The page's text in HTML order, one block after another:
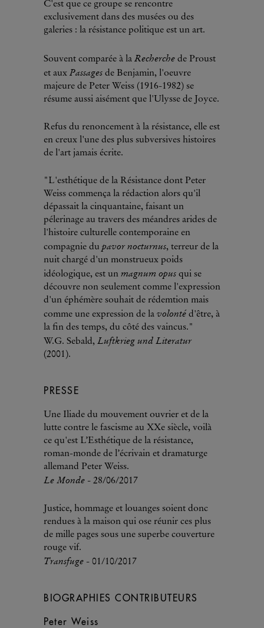
C'est que ce groupe se rencontre
exclusivement dans des musées ou des
galeries : la résistance politique est un art.
Souvent comparée à la Recherche de Proust
et aux Passages de Benjamin, l'oeuvre
majeure de Peter Weiss (1916-1982) se
résume aussi aisément que l'Ulysse de Joyce.
Refus du renoncement à la résistance, elle est
en creux l'une des plus subversives histoires
de l'art jamais écrite.
"L'esthétique de la Résistance dont Peter
Weiss commença la rédaction alors qu'il
dépassait la cinquantaine, faisant un
pélerinage au travers des méandres arides de
l'histoire culturelle contemporaine en
compagnie du pavor nocturnus, terreur de la
nuit chargé d'un monstrueux poids
idéologique, est un magnum opus qui se
découvre non seulement comme l'expression
d'un éphémère souhait de rédemtion mais
comme une expression de la volonté d'être, à
la fin des temps, du côté des vaincus."
W.G. Sebald, Luftkrieg und Literatur
(2001).
PRESSE
Une Iliade du mouvement ouvrier et de la
lutte contre le fascisme au XXe siècle, voilà
ce qu'est L’Esthétique de la résistance,
roman-monde de l’écrivain et dramaturge
allemand Peter Weiss.
Le Monde - 28/06/2017
Justice, hommage et louanges soient donc
rendues à la maison qui ose réunir ces plus
de mille pages sous une superbe couverture
rouge vif.
Transfuge - 01/10/2017
BIOGRAPHIES CONTRIBUTEURS
Peter Weiss